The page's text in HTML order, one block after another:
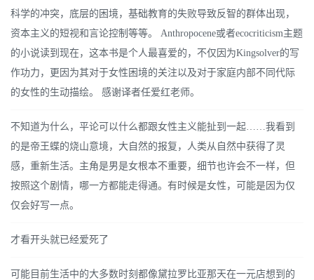
科学的冲突，底层的困境，基础教育的失败导致反智的群体出现，
资本主义的短视和言论控制等等。 Anthropocene或者ecocriticism主题
的小说读到现在，这本书是个人最喜爱的，不仅因为Kingsolver的写
作功力，更因为其对于女性困境的关注以及对于家庭内部不同代际
的女性的生动描绘。 感谢译者任爱红老师。
不知道为什么，平论可以什么都跟女性主义能扯到一起……我看到
的是帝王蝶的烧山意境，大自然的报复，人类从自然中获得了灵
感，重新生活。主角是男是女根本不重要，细节也许会不一样，但
按照这个剧情，哪一方都能走得通。有时候是女性，可能是因为仅
仅会好写一点。
才看开头就已经爱死了
可能目前生活中的大多数时刻都像黛拉罗比亚那天在一元店想到的